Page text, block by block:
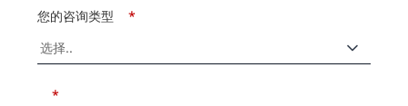
*
您的咨询类型
*